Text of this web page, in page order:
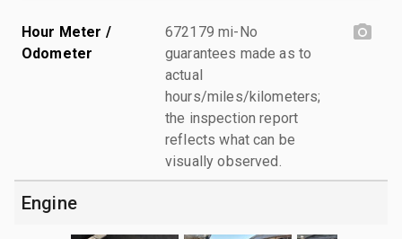
Hour Meter /
Odometer
672179 mi-No
guarantees made as to
actual
hours/miles/kilometers;
the inspection report
reflects what can be
visually observed.
Engine